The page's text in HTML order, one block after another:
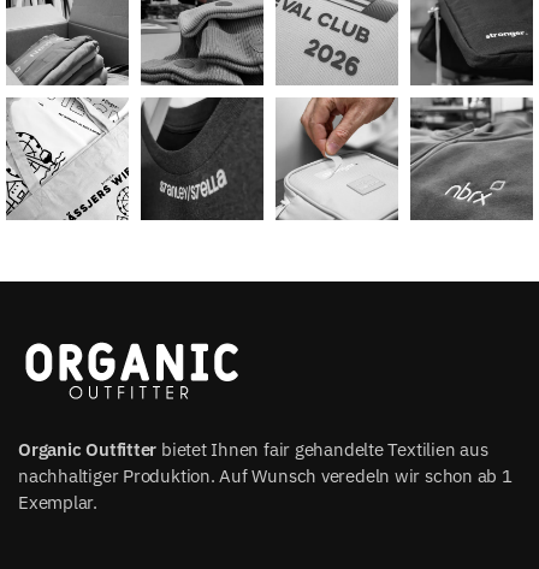
Organic Outfitter bietet Ihnen fair gehandelte Textilien aus
nachhaltiger Produktion. Auf Wunsch veredeln wir schon ab 1
Exemplar.